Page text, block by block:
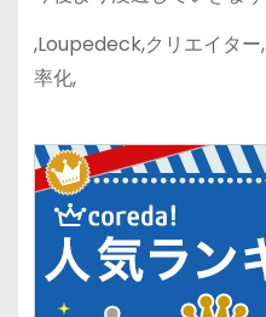
,Loupedeck,クリエイター
率化,